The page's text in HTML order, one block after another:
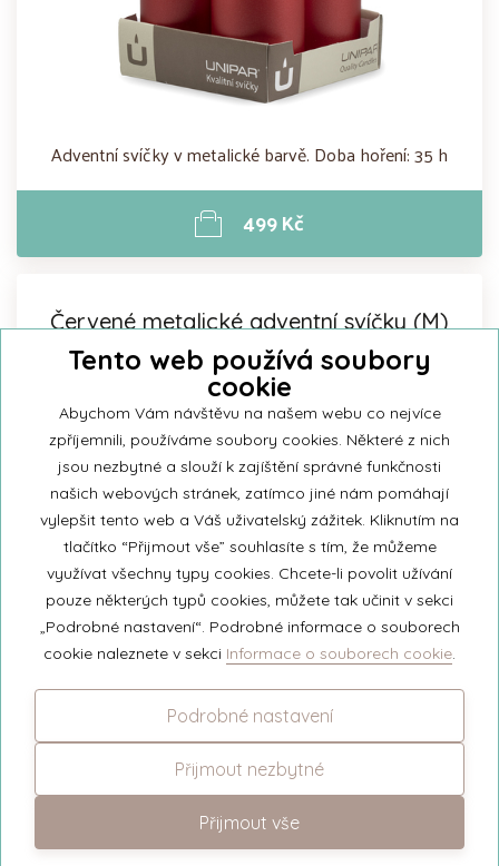
Adventní svíčky v metalické barvě. Doba hoření: 35 h
499 Kč
Červené metalické adventní svíčky (M)
Advent Metallic Red Cylinder 50x70
249 Kč
Červené metalické adventní svíčky (S)
Tento web používá soubory
cookie
Abychom Vám návštěvu na našem webu co nejvíce
zpříjemnili, používáme soubory cookies. Některé z nich
jsou nezbytné a slouží k zajíštění správné funkčnosti
našich webových stránek, zatímco jiné nám pomáhají
vylepšit tento web a Váš uživatelský zážitek. Kliknutím na
tlačítko “Přijmout vše” souhlasíte s tím, že můžeme
využívat všechny typy cookies. Chcete-li povolit užívání
pouze některých typů cookies, můžete tak učinit v sekci
„Podrobné nastavení“. Podrobné informace o souborech
cookie naleznete v sekci Informace o souborech cookie.
Podrobné nastavení
Přijmout nezbytné
Přijmout vše